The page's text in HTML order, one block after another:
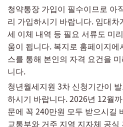
청약통장 가입이 필수이므로 아
리 가입하시기 바랍니다. 임대
세 이체 내역 등 필요 서류도 미
움이 됩니다. 복지로 홈페이지
스를 통해 본인의 자격 요건을
니다.
청년월세지원 3차 신청기간이
하시기 바랍니다. 2026년 12월
문에 꼭 240만원 모두 받으시길
교통부와 거주 지역 지자체 공